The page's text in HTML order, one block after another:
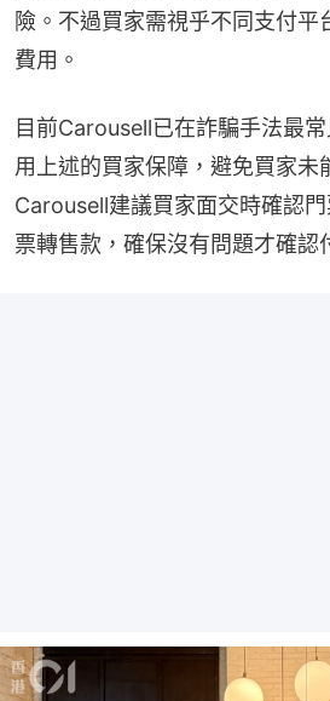
險。不過買家需視乎不同支付平
費用。
目前Carousell已在詐騙手法最
用上述的買家保障，避免買家未
Carousell建議買家面交時確認
票轉售款，確保沒有問題才確認